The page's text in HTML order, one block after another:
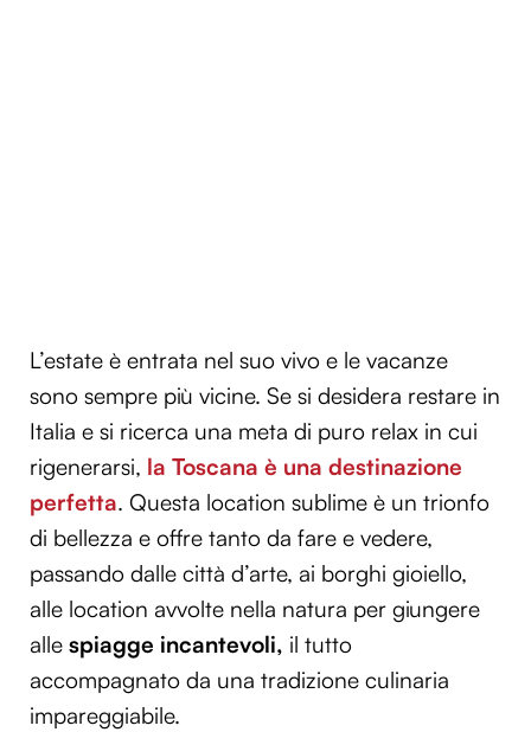
L’estate è entrata nel suo vivo e le vacanze
sono sempre più vicine. Se si desidera restare in
Italia e si ricerca una meta di puro relax in cui
rigenerarsi, la Toscana è una destinazione
perfetta. Questa location sublime è un trionfo
di bellezza e offre tanto da fare e vedere,
passando dalle città d’arte, ai borghi gioiello,
alle location avvolte nella natura per giungere
alle spiagge incantevoli, il tutto
accompagnato da una tradizione culinaria
impareggiabile.